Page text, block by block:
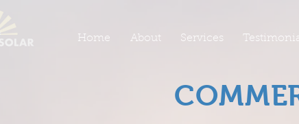
Home About Services